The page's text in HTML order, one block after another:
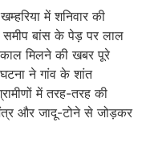
में शनिवार की
बांस के पेड़ पर लाल
मिलने की खबर पूरे
ने गांव के शांत
में तरह-तरह की
और जादू-टोने से जोड़कर